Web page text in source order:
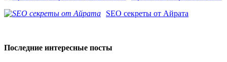
SEO секреты от Айрата
Последние интересные посты